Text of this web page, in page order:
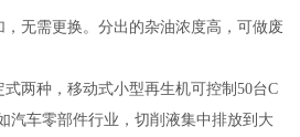
无需更换。分出的杂油浓度高，可做废
两种，移动式小型再生机可控制50台C
汽车零部件行业，切削液集中排放到大